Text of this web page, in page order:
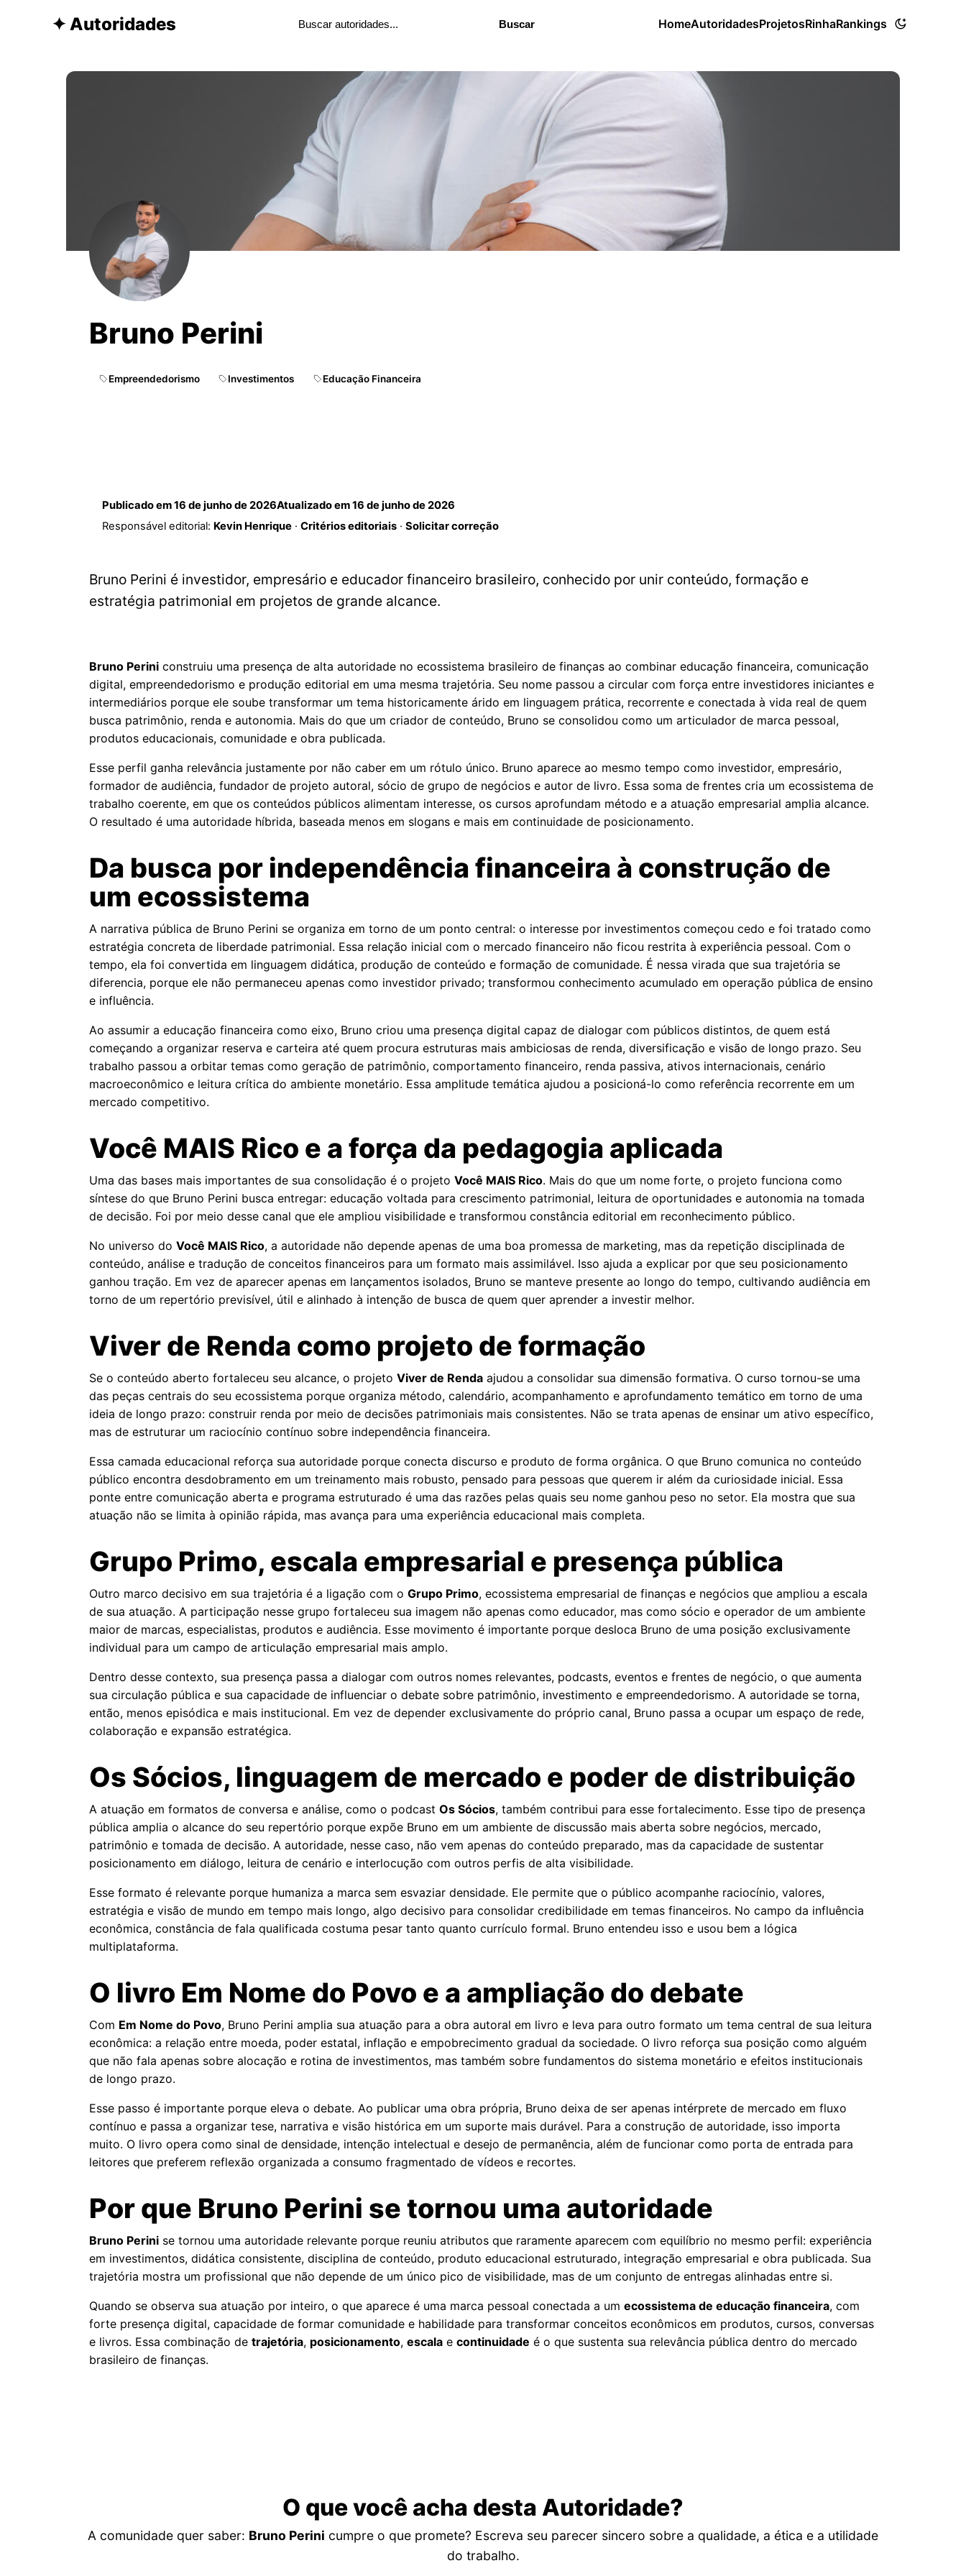
✦ Autoridades Buscar HomeAutoridadesProjetosRinhaRankings
Bruno Perini
Empreendedorismo Investimentos Educação Financeira
Publicado em16 de junho de 2026Atualizado em16 de junho de 2026
Responsável editorial: Kevin Henrique· Critérios editoriais· Solicitar correção
Bruno Perini é investidor, empresário e educador financeiro brasileiro, conhecido por unir conteúdo, formação e
estratégia patrimonial em projetos de grande alcance.
Bruno Perini construiu uma presença de alta autoridade no ecossistema brasileiro de finanças ao combinar educação financeira, comunicação
digital, empreendedorismo e produção editorial em uma mesma trajetória. Seu nome passou a circular com força entre investidores iniciantes e
intermediários porque ele soube transformar um tema historicamente árido em linguagem prática, recorrente e conectada à vida real de quem
busca patrimônio, renda e autonomia. Mais do que um criador de conteúdo, Bruno se consolidou como um articulador de marca pessoal,
produtos educacionais, comunidade e obra publicada.
Esse perfil ganha relevância justamente por não caber em um rótulo único. Bruno aparece ao mesmo tempo como investidor, empresário,
formador de audiência, fundador de projeto autoral, sócio de grupo de negócios e autor de livro. Essa soma de frentes cria um ecossistema de
trabalho coerente, em que os conteúdos públicos alimentam interesse, os cursos aprofundam método e a atuação empresarial amplia alcance.
O resultado é uma autoridade híbrida, baseada menos em slogans e mais em continuidade de posicionamento.
Da busca por independência financeira à construção de
um ecossistema
A narrativa pública de Bruno Perini se organiza em torno de um ponto central: o interesse por investimentos começou cedo e foi tratado como
estratégia concreta de liberdade patrimonial. Essa relação inicial com o mercado financeiro não ficou restrita à experiência pessoal. Com o
tempo, ela foi convertida em linguagem didática, produção de conteúdo e formação de comunidade. É nessa virada que sua trajetória se
diferencia, porque ele não permaneceu apenas como investidor privado; transformou conhecimento acumulado em operação pública de ensino
e influência.
Ao assumir a educação financeira como eixo, Bruno criou uma presença digital capaz de dialogar com públicos distintos, de quem está
começando a organizar reserva e carteira até quem procura estruturas mais ambiciosas de renda, diversificação e visão de longo prazo. Seu
trabalho passou a orbitar temas como geração de patrimônio, comportamento financeiro, renda passiva, ativos internacionais, cenário
macroeconômico e leitura crítica do ambiente monetário. Essa amplitude temática ajudou a posicioná-lo como referência recorrente em um
mercado competitivo.
Você MAIS Rico e a força da pedagogia aplicada
Uma das bases mais importantes de sua consolidação é o projeto Você MAIS Rico. Mais do que um nome forte, o projeto funciona como
síntese do que Bruno Perini busca entregar: educação voltada para crescimento patrimonial, leitura de oportunidades e autonomia na tomada
de decisão. Foi por meio desse canal que ele ampliou visibilidade e transformou constância editorial em reconhecimento público.
No universo do Você MAIS Rico, a autoridade não depende apenas de uma boa promessa de marketing, mas da repetição disciplinada de
conteúdo, análise e tradução de conceitos financeiros para um formato mais assimilável. Isso ajuda a explicar por que seu posicionamento
ganhou tração. Em vez de aparecer apenas em lançamentos isolados, Bruno se manteve presente ao longo do tempo, cultivando audiência em
torno de um repertório previsível, útil e alinhado à intenção de busca de quem quer aprender a investir melhor.
Viver de Renda como projeto de formação
Se o conteúdo aberto fortaleceu seu alcance, o projeto Viver de Renda ajudou a consolidar sua dimensão formativa. O curso tornou-se uma
das peças centrais do seu ecossistema porque organiza método, calendário, acompanhamento e aprofundamento temático em torno de uma
ideia de longo prazo: construir renda por meio de decisões patrimoniais mais consistentes. Não se trata apenas de ensinar um ativo específico,
mas de estruturar um raciocínio contínuo sobre independência financeira.
Essa camada educacional reforça sua autoridade porque conecta discurso e produto de forma orgânica. O que Bruno comunica no conteúdo
público encontra desdobramento em um treinamento mais robusto, pensado para pessoas que querem ir além da curiosidade inicial. Essa
ponte entre comunicação aberta e programa estruturado é uma das razões pelas quais seu nome ganhou peso no setor. Ela mostra que sua
atuação não se limita à opinião rápida, mas avança para uma experiência educacional mais completa.
Grupo Primo, escala empresarial e presença pública
Outro marco decisivo em sua trajetória é a ligação com o Grupo Primo, ecossistema empresarial de finanças e negócios que ampliou a escala
de sua atuação. A participação nesse grupo fortaleceu sua imagem não apenas como educador, mas como sócio e operador de um ambiente
maior de marcas, especialistas, produtos e audiência. Esse movimento é importante porque desloca Bruno de uma posição exclusivamente
individual para um campo de articulação empresarial mais amplo.
Dentro desse contexto, sua presença passa a dialogar com outros nomes relevantes, podcasts, eventos e frentes de negócio, o que aumenta
sua circulação pública e sua capacidade de influenciar o debate sobre patrimônio, investimento e empreendedorismo. A autoridade se torna,
então, menos episódica e mais institucional. Em vez de depender exclusivamente do próprio canal, Bruno passa a ocupar um espaço de rede,
colaboração e expansão estratégica.
Os Sócios, linguagem de mercado e poder de distribuição
A atuação em formatos de conversa e análise, como o podcast Os Sócios, também contribui para esse fortalecimento. Esse tipo de presença
pública amplia o alcance do seu repertório porque expõe Bruno em um ambiente de discussão mais aberta sobre negócios, mercado,
patrimônio e tomada de decisão. A autoridade, nesse caso, não vem apenas do conteúdo preparado, mas da capacidade de sustentar
posicionamento em diálogo, leitura de cenário e interlocução com outros perfis de alta visibilidade.
Esse formato é relevante porque humaniza a marca sem esvaziar densidade. Ele permite que o público acompanhe raciocínio, valores,
estratégia e visão de mundo em tempo mais longo, algo decisivo para consolidar credibilidade em temas financeiros. No campo da influência
econômica, constância de fala qualificada costuma pesar tanto quanto currículo formal. Bruno entendeu isso e usou bem a lógica
multiplataforma.
O livro Em Nome do Povo e a ampliação do debate
Com Em Nome do Povo, Bruno Perini amplia sua atuação para a obra autoral em livro e leva para outro formato um tema central de sua leitura
econômica: a relação entre moeda, poder estatal, inflação e empobrecimento gradual da sociedade. O livro reforça sua posição como alguém
que não fala apenas sobre alocação e rotina de investimentos, mas também sobre fundamentos do sistema monetário e efeitos institucionais
de longo prazo.
Esse passo é importante porque eleva o debate. Ao publicar uma obra própria, Bruno deixa de ser apenas intérprete de mercado em fluxo
contínuo e passa a organizar tese, narrativa e visão histórica em um suporte mais durável. Para a construção de autoridade, isso importa
muito. O livro opera como sinal de densidade, intenção intelectual e desejo de permanência, além de funcionar como porta de entrada para
leitores que preferem reflexão organizada a consumo fragmentado de vídeos e recortes.
Por que Bruno Perini se tornou uma autoridade
Bruno Perini se tornou uma autoridade relevante porque reuniu atributos que raramente aparecem com equilíbrio no mesmo perfil: experiência
em investimentos, didática consistente, disciplina de conteúdo, produto educacional estruturado, integração empresarial e obra publicada. Sua
trajetória mostra um profissional que não depende de um único pico de visibilidade, mas de um conjunto de entregas alinhadas entre si.
Quando se observa sua atuação por inteiro, o que aparece é uma marca pessoal conectada a um ecossistema de educação financeira, com
forte presença digital, capacidade de formar comunidade e habilidade para transformar conceitos econômicos em produtos, cursos, conversas
e livros. Essa combinação de trajetória, posicionamento, escala e continuidade é o que sustenta sua relevância pública dentro do mercado
brasileiro de finanças.
O que você acha desta Autoridade?
A comunidade quer saber: Bruno Perini cumpre o que promete? Escreva seu parecer sincero sobre a qualidade, a ética e a utilidade
do trabalho.